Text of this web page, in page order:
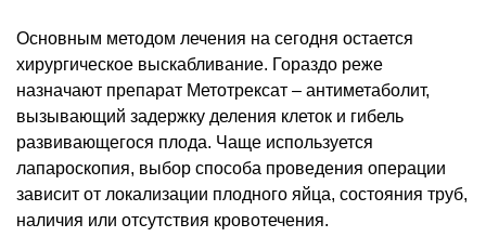
Основным методом лечения на сегодня остается
хирургическое выскабливание. Гораздо реже
назначают препарат Метотрексат – антиметаболит,
вызывающий задержку деления клеток и гибель
развивающегося плода. Чаще используется
лапароскопия, выбор способа проведения операции
зависит от локализации плодного яйца, состояния труб,
наличия или отсутствия кровотечения.